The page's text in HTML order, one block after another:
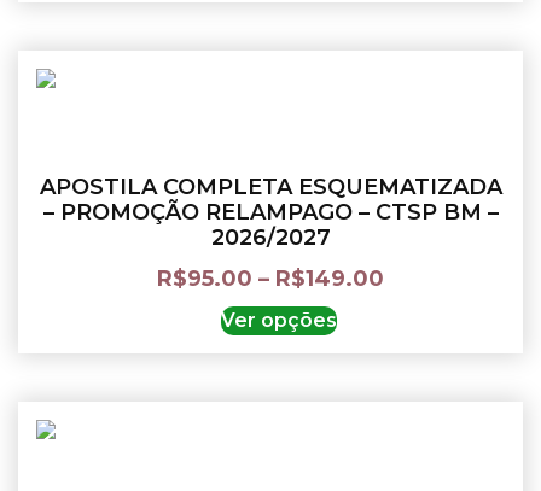
APOSTILA COMPLETA ESQUEMATIZADA
– PROMOÇÃO RELAMPAGO – CTSP BM –
2026/2027
R$95.00 – R$149.00
Ver opções